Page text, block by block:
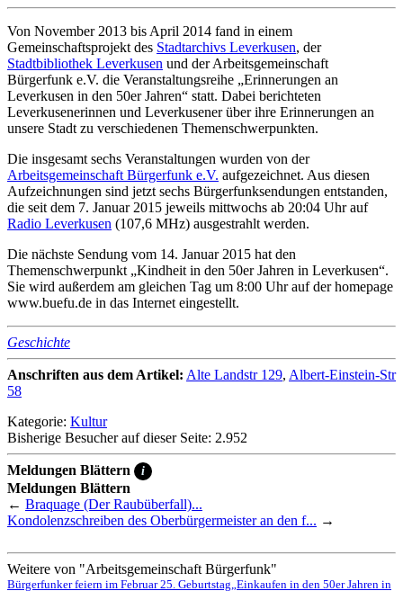
Von November 2013 bis April 2014 fand in einem
Gemeinschaftsprojekt des Stadtarchivs Leverkusen, der
Stadtbibliothek Leverkusen und der Arbeitsgemeinschaft
Bürgerfunk e.V. die Veranstaltungsreihe „Erinnerungen an
Leverkusen in den 50er Jahren“ statt. Dabei berichteten
Leverkusenerinnen und Leverkusener über ihre Erinnerungen an
unsere Stadt zu verschiedenen Themenschwerpunkten.
Die insgesamt sechs Veranstaltungen wurden von der
Arbeitsgemeinschaft Bürgerfunk e.V. aufgezeichnet. Aus diesen
Aufzeichnungen sind jetzt sechs Bürgerfunksendungen entstanden,
die seit dem 7. Januar 2015 jeweils mittwochs ab 20:04 Uhr auf
Radio Leverkusen (107,6 MHz) ausgestrahlt werden.
Die nächste Sendung vom 14. Januar 2015 hat den
Themenschwerpunkt „Kindheit in den 50er Jahren in Leverkusen“.
Sie wird außerdem am gleichen Tag um 8:00 Uhr auf der homepage
www.buefu.de in das Internet eingestellt.
Geschichte
Anschriften aus dem Artikel: Alte Landstr 129, Albert-Einstein-Str
58
Kategorie: Kultur
Bisherige Besucher auf dieser Seite: 2.952
Meldungen Blättern i
Meldungen Blättern
← Braquage (Der Raubüberfall)...
Kondolenzschreiben des Oberbürgermeister an den f... →
Weitere von "Arbeitsgemeinschaft Bürgerfunk"
Bürgerfunker feiern im Februar 25. Geburtstag „Einkaufen in den 50er Jahren in